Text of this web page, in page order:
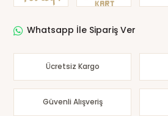
Whatsapp İle Sipariş Ver
Ücretsiz Kargo
Güvenli Alışveriş